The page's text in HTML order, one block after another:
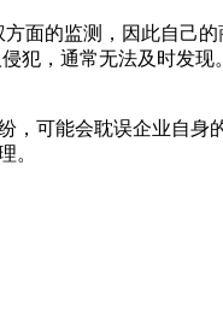
面的监测，因此自己
，通常无法及时发现
可能会耽误企业自身
。